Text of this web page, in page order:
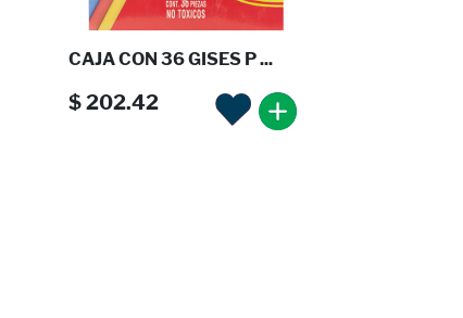
CAJA CON 36 GISES P ...
$ 202.42